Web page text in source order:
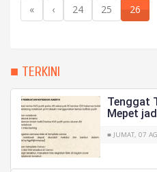
« ‹ 24 25 26
■ TERKINI
Tenggat
Mepet
■ JUMAT, 07